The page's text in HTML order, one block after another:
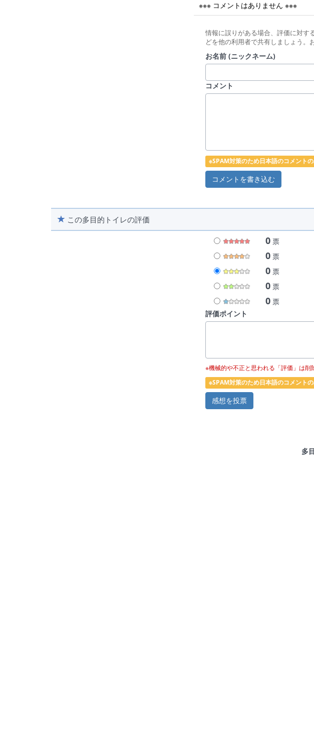
※※※ コメントはありません ※※※
情報に誤りがある場合、評価に対す
どを他の利用者で共有しましょう。
お名前 (ニックネーム)
コメント
※SPAM対策のため日本語のコメント
この多目的トイレの評価
0票
0票
0票
0票
0票
評価ポイント
※機械的や不正と思われる「評価」は削
※SPAM対策のため日本語のコメント
多